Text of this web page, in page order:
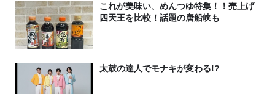
これが美味い、めんつゆ特集！！売上げ
四天王を比較！話題の唐船峡も
太鼓の達人でモナキが変わる!?